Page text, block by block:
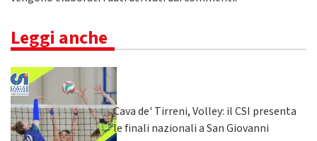
Leggi anche
Cava de' Tirreni, Volley: il CSI presenta
le finali nazionali a San Giovanni